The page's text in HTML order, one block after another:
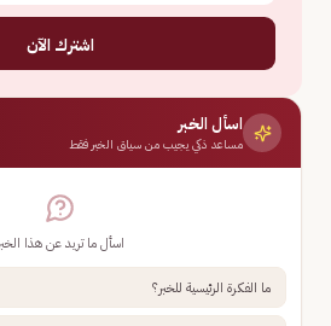
اشترك الآن
اسأل الخبر
مساعد ذكي يجيب من سياق الخبر فقط
اسأل ما تريد عن هذا
ما الفكرة الرئيسية للخبر؟